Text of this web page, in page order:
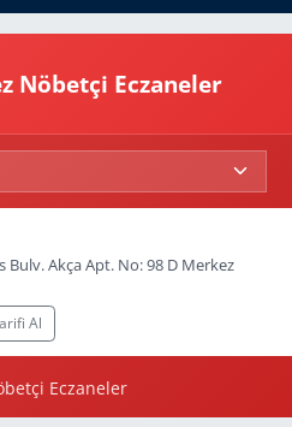
Nöbetçi Eczaneler
Akça Apt. No: 98 D Merkez
Al
Eczaneler